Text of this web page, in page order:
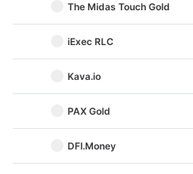
The Midas Touch Gold
iExec RLC
Kava.io
PAX Gold
DFI.Money